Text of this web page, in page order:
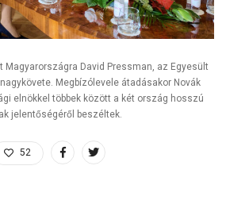
Magyarországra David Pressman, az Egyesült
Megbízólevele átadásakor Novák
elnökkel többek között a két ország hosszú
jelentőségéről beszéltek.
52